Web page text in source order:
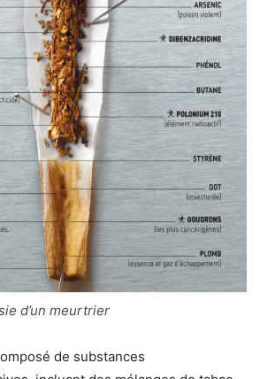
d’un meurtrier
de substances